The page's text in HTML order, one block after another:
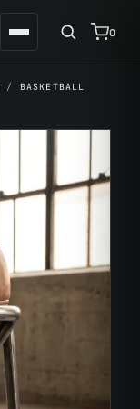
0
/
BASKETBALL